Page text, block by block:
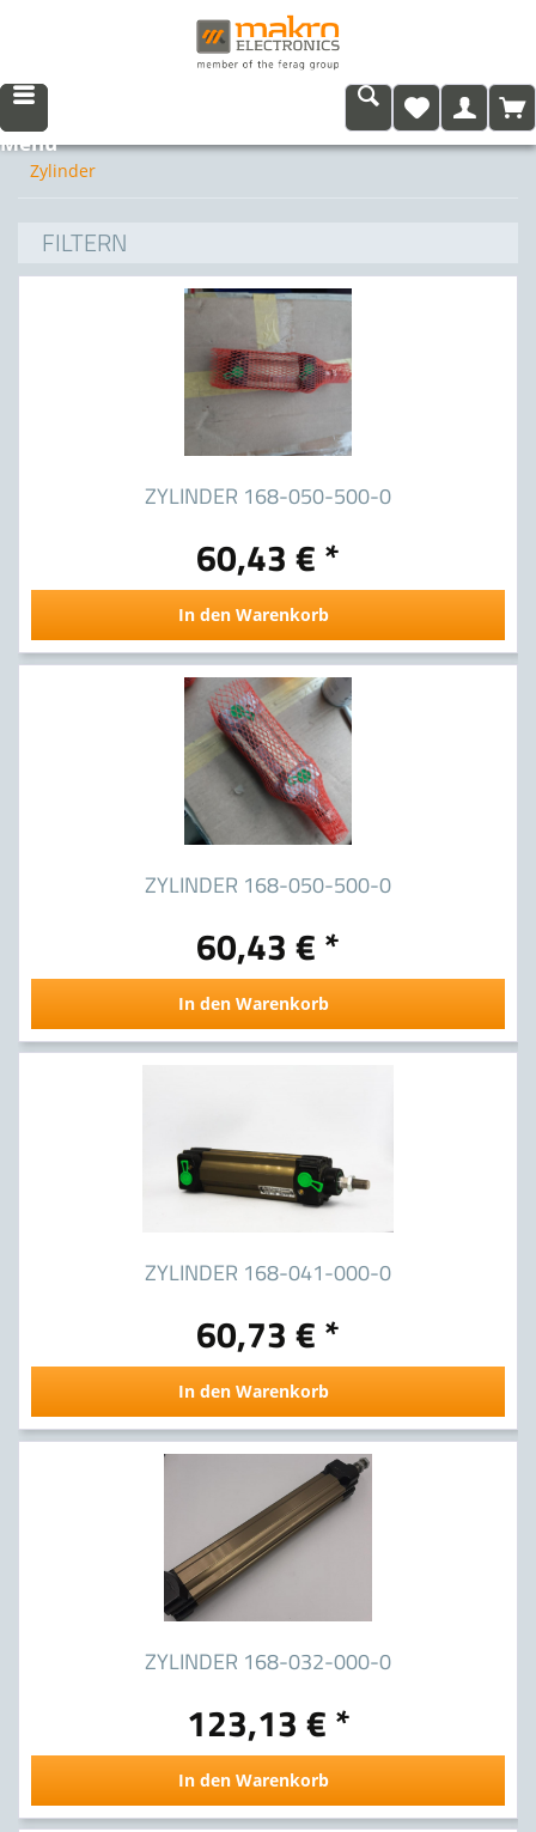
Menü
Zylinder
FILTERN
ZYLINDER 168-050-500-0
60,43 € *
In den Warenkorb
ZYLINDER 168-050-500-0
60,43 € *
In den Warenkorb
ZYLINDER 168-041-000-0
60,73 € *
In den Warenkorb
ZYLINDER 168-032-000-0
123,13 € *
In den Warenkorb